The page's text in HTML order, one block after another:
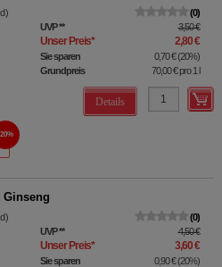
0
UVP** 3,50 €
Unser Preis* 2,80 €
Sie sparen 0,70 €(20%)
Grundpreis
70,00 €pro 1 l
Details
20%
Ginseng
0
UVP** 4,50 €
Unser Preis* 3,60 €
Sie sparen 0,90 €(20%)